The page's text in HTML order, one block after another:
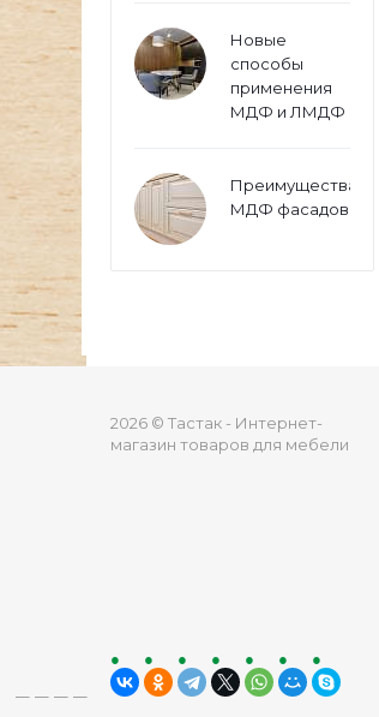
Новые
способы
применения
МДФ и ЛМДФ
Преимущества
МДФ фасадов
2026 © Тастак - Интернет-
магазин товаров для мебели